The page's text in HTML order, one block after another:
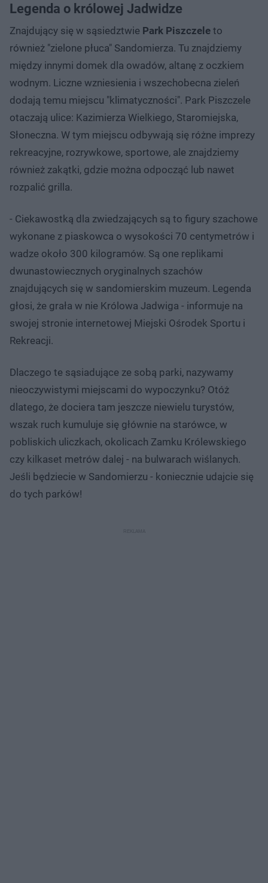
Legenda o królowej Jadwidze
Znajdujący się w sąsiedztwie Park Piszczele to
również "zielone płuca" Sandomierza. Tu znajdziemy
między innymi domek dla owadów, altanę z oczkiem
wodnym. Liczne wzniesienia i wszechobecna zieleń
dodają temu miejscu "klimatyczności". Park Piszczele
otaczają ulice: Kazimierza Wielkiego, Staromiejska,
Słoneczna. W tym miejscu odbywają się różne imprezy
rekreacyjne, rozrywkowe, sportowe, ale znajdziemy
również zakątki, gdzie można odpocząć lub nawet
rozpalić grilla.
- Ciekawostką dla zwiedzających są to figury szachowe
wykonane z piaskowca o wysokości 70 centymetrów i
wadze około 300 kilogramów. Są one replikami
dwunastowiecznych oryginalnych szachów
znajdujących się w sandomierskim muzeum. Legenda
głosi, że grała w nie Królowa Jadwiga - informuje na
swojej stronie internetowej Miejski Ośrodek Sportu i
Rekreacji.
Dlaczego te sąsiadujące ze sobą parki, nazywamy
nieoczywistymi miejscami do wypoczynku? Otóż
dlatego, że dociera tam jeszcze niewielu turystów,
wszak ruch kumuluje się głównie na starówce, w
pobliskich uliczkach, okolicach Zamku Królewskiego
czy kilkaset metrów dalej - na bulwarach wiślanych.
Jeśli będziecie w Sandomierzu - koniecznie udajcie się
do tych parków!